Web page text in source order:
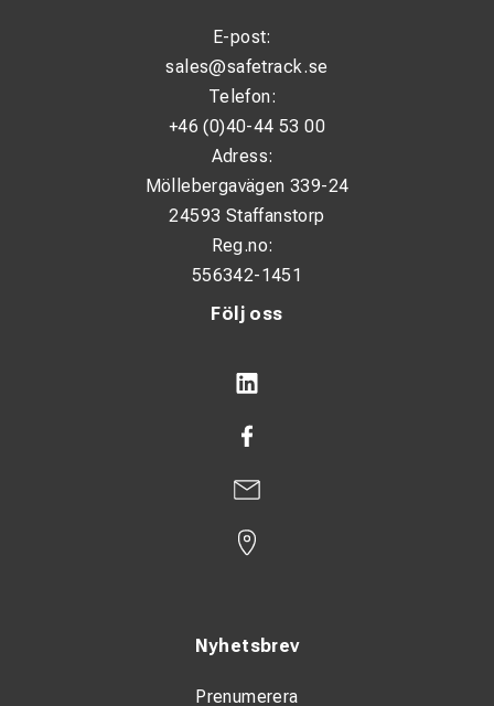
Failsafe-bromsar (luft eller hydraulik, upp till 60 ‰
Användningsområden
Vagnarna kan anpassas för en rad olika tillämpningar:
Flak med stolphål för större material
Nedsänkt mittsektion för punktcontainrar
ACTS-containrar med roterande system
Containrar med integrerat transportband
Följ oss
Nyhetsbrev
Prenumerera
E-post:
sales@safetrack.se
Telefon:
+46 (0)40-44 53 00
Adress:
Möllebergavägen 339-24
24593 Staffanstorp
Reg.no:
556342-1451